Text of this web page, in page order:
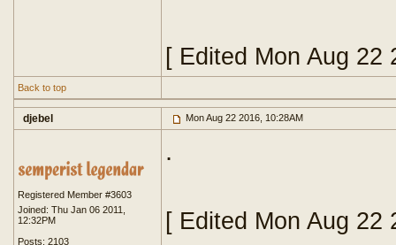
[ Edited Mon Aug 22
Back to top
djebel Mon Aug 22 2016, 10:28AM
Registered Member #3603
Joined: Thu Jan 06 2011,
12:32PM
Posts: 2103
.
[ Edited Mon Aug 22